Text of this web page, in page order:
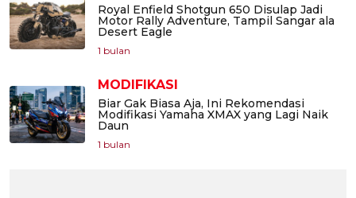
Royal Enfield Shotgun 650 Disulap Jadi
Motor Rally Adventure, Tampil Sangar ala
Desert Eagle
1 bulan
MODIFIKASI
Biar Gak Biasa Aja, Ini Rekomendasi
Modifikasi Yamaha XMAX yang Lagi Naik
Daun
1 bulan